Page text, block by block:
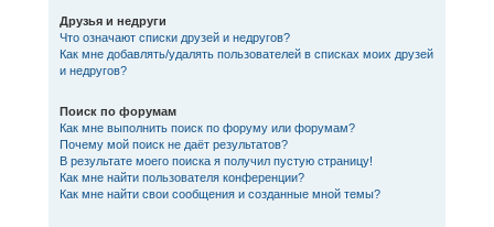
Друзья и недруги
Что означают списки друзей и недругов?
Как мне добавлять/удалять пользователей в списках моих друзей
и недругов?
Поиск по форумам
Как мне выполнить поиск по форуму или форумам?
Почему мой поиск не даёт результатов?
В результате моего поиска я получил пустую страницу!
Как мне найти пользователя конференции?
Как мне найти свои сообщения и созданные мной темы?